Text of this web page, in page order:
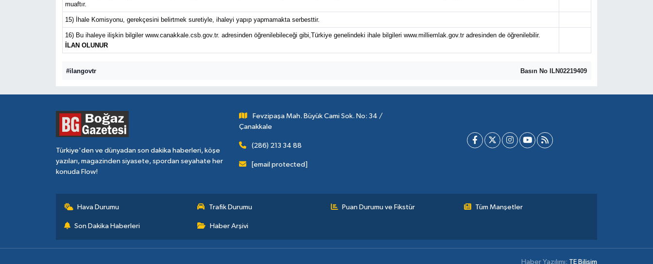
muaftır.
15) İhale Komisyonu, gerekçesini belirtmek suretiyle, ihaleyi yapıp yapmamakta serbesttir.
16) Bu ihaleye ilişkin bilgiler www.canakkale.csb.gov.tr. adresinden öğrenilebileceği gibi,Türkiye genelindeki ihale bilgileri www.milliemlak.gov.tr adresinden de öğrenilebilir.
İLAN OLUNUR
#ilangovtr Basın No ILN02219409
Türkiye'den ve dünyadan son dakika haberleri, köşe
yazıları, magazinden siyasete, spordan seyahate her
konuda Flow!
Fevzipaşa Mah. Büyük Cami Sok. No: 34 /
Çanakkale
(286) 213 34 88
[email protected]
Hava Durumu Trafik Durumu Puan Durumu ve Fikstür Tüm Manşetler
Son Dakika Haberleri Haber Arşivi
Haber Yazılımı: TE Bilişim